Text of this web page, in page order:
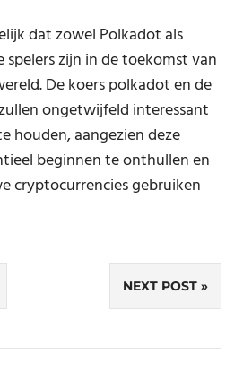
dat zowel Polkadot als
zijn in de toekomst van
De koers polkadot en de
ongetwijfeld interessant
houden, aangezien deze
beginnen te onthullen en
cryptocurrencies gebruiken
NEXT POST